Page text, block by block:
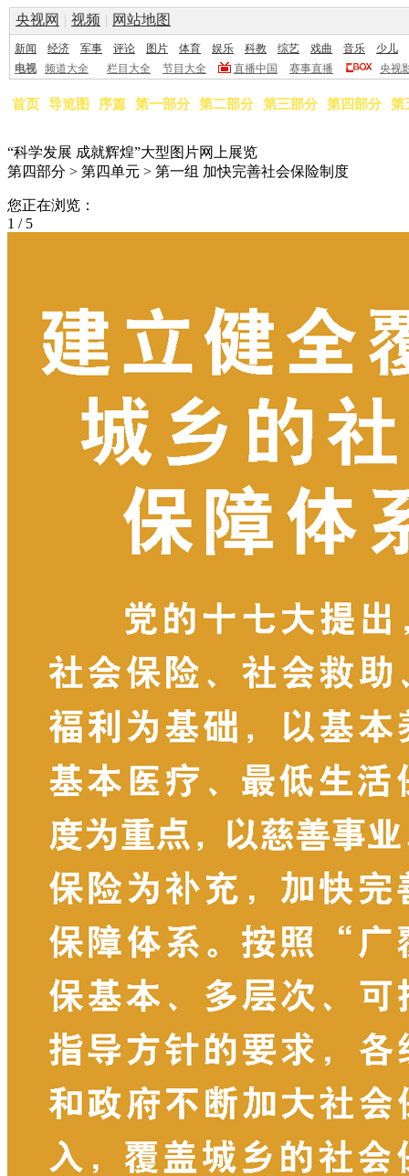
央视网 | 视频 | 网站地图
新闻 经济 军事 评论 图片 体育 娱乐 科教 综艺 戏曲 音乐
少儿
电视
频道大全 栏目大全 节目大全 直播中国 赛事直播 央视
首页 导览图 序篇 第一部分 第二部分 第三部分 第四部分 第
“科学发展 成就辉煌”大型图片网上展览
第四部分 > 第四单元 > 第一组 加快完善社会保险制度
您正在浏览：
1 / 5